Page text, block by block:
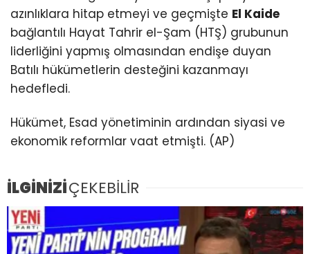
azınlıklara hitap etmeyi ve geçmişte El Kaide
bağlantılı Hayat Tahrir el-Şam (HTŞ) grubunun
liderliğini yapmış olmasından endişe duyan
Batılı hükümetlerin desteğini kazanmayı
hedefledi.
Hükümet, Esad yönetiminin ardından siyasi ve
ekonomik reformlar vaat etmişti. (AP)
İLGİNİZİÇEKEBİLİR